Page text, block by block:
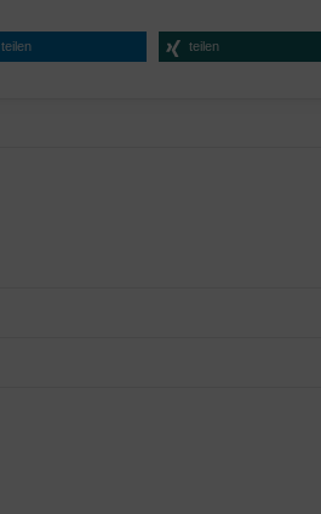
teilen teilen